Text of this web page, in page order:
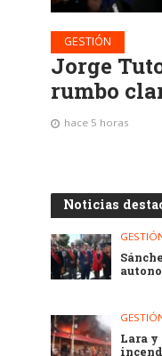
GESTIÓN
Jorge
rumbo
hace 5 horas
Noticias
Lara y